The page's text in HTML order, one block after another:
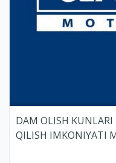
DAM OLISH KUNLARI
QILISH IMKONIYATI